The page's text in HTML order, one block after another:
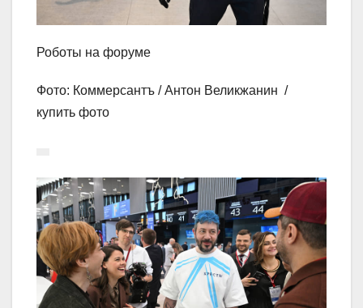
Роботы на форуме
Фото: Коммерсантъ / Антон Великжанин /
купить фото